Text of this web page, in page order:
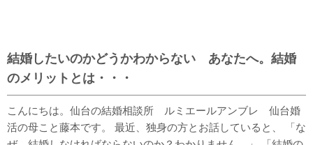
結婚したいのかどうかわからない あなたへ。結婚
のメリットとは・・・
こんにちは。仙台の結婚相談所 ルミエールアンブレ 仙台婚
活の母こと藤本です。 最近、独身の方とお話していると、 「な